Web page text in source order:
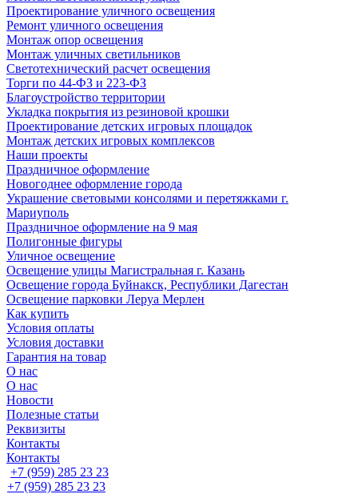
Проектирование уличного освещения
Ремонт уличного освещения
Монтаж опор освещения
Монтаж уличных светильников
Светотехнический расчет освещения
Торги по 44-ФЗ и 223-ФЗ
Благоустройство территории
Укладка покрытия из резиновой крошки
Проектирование детских игровых площадок
Монтаж детских игровых комплексов
Наши проекты
Праздничное оформление
Новогоднее оформление города
Украшение световыми консолями и перетяжками г.
Мариуполь
Праздничное оформление на 9 мая
Полигонные фигуры
Уличное освещение
Освещение улицы Магистральная г. Казань
Освещение города Буйнакск, Республики Дагестан
Освещение парковки Леруа Мерлен
Как купить
Условия оплаты
Условия доставки
Гарантия на товар
О нас
О нас
Новости
Полезные статьи
Реквизиты
Контакты
Контакты
+7 (959) 285 23 23
+7 (959) 285 23 23